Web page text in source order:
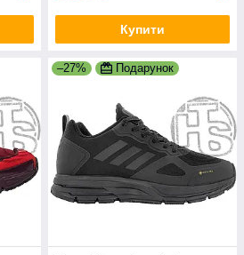
Купити
–27% Подарунок